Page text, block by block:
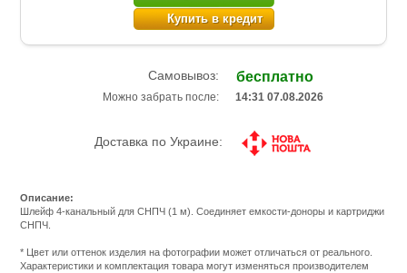
Купить в кредит
Самовывоз: бесплатно
Можно забрать после: 14:31 07.08.2026
Доставка по Украине:
Описание:
Шлейф 4-канальный для СНПЧ (1 м). Соединяет емкости-доноры и картриджи
СНПЧ.
service.com.uacatalog/1310-
chernila-
* Цвет или оттенок изделия на фотографии может отличаться от реального.
Характеристики и комплектация товара могут изменяться производителем